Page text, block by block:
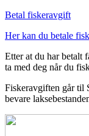
Betal fiskeravgift
Her kan du betale
Etter at du har betalt
ta med deg når du
Fiskeravgiften går til
bevare